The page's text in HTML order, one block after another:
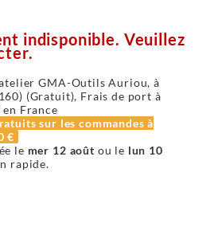
indisponible. Veuillez
GMA-Outils Auriou, à
(Gratuit), Frais de port à
en France
sur les commandes à
€
le mer 12 août ou le lun 10
rapide.